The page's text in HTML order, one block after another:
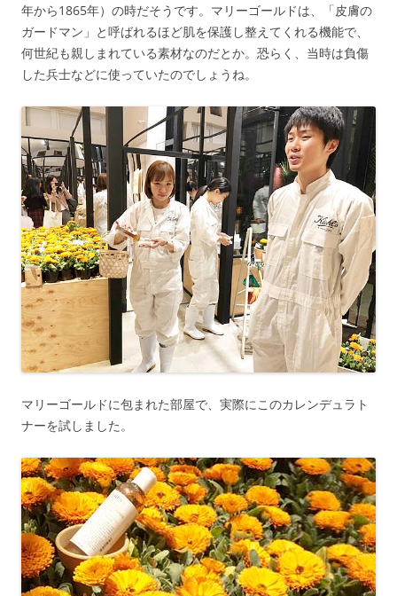
年から1865年）の時だそうです。マリーゴールドは、「皮膚の
ガードマン」と呼ばれるほど肌を保護し整えてくれる機能で、
何世紀も親しまれている素材なのだとか。恐らく、当時は負傷
した兵士などに使っていたのでしょうね。
マリーゴールドに包まれた部屋で、実際にこのカレンデュラト
ナーを試しました。